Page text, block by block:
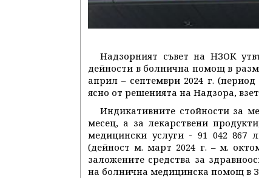
Надзорният съвет на НЗОК
дейности в болнична помощ в
април – септември 2024 г.
ясно от решенията на Надзора,
Индикативните стойности за
месец, а за лекарствени
медицински услуги - 91 042 867
(дейност м. март 2024 г. – м.
заложените средства за
на болнична медицинска помощ в